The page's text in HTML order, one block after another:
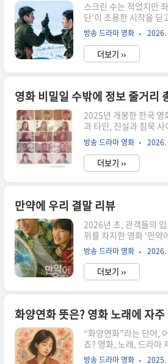
은우 씨 사건의 핵심 쟁
고, 유사 사례와의 비교
대한 깊이 있는 이해를
징 통보 사건의 핵심 쟁
스크린 수는 적었지만
단’이 조용한 시작을 딛
관객들의 입소문과 N차
그 배경을 분석해 봤습
인가요? 영화 ‘신의악단
마 장르 작품으로, 북한
나는 휴먼 드라마라는
시지보다는 신념, 공동
에 집중하며, 관객의 감
다고 해요. 주연은 박시
귀한 그는 이번 작품에
그려내며 “이전과는 다
도 했죠...
방송 드라마 영화 2026.
더보기 ››
영화 비밀일 수밖에 정보 줄거리
2025년 개봉한 한국 영
과 타인, 진실과 침묵
섬세하게 담아낸 작품입
진 진실까지, 이 영화의
금 정리해 드립니다. 1.
이야기인가요? 영화 ‘비
들 진우와 그의 여자친
였지만, 곧 이 집은 낯선
버립니다. 말 못 할 사
지붕 아래에서 감추려
는 구조죠. 드라마와 코
개지만, 중심엔 언제나 ‘
마가 자..
방송 드라마 영화 2026.
더보기 ››
만약에 우리 결말 리뷰
2026년 초, 관객들의
위를 차지한 영화 ‘만약
150만 관객을 돌파하며
과 원작 비교까지 모두
‘만약에 우리’, 어떤 이
리’는 2008년, 고속버스
년 후 우연히 비행기에
을 다시 마주하게 되죠.
아니라, 사랑과 이별, 그
지 않는 감정을 섬세하
작 영화와의 차이점은 뭘
방송 드라마 영화 2026.
더보기 ››
화양연화 뜻은? 영화 노래에 자
“화양연화”라는 단어,
죠? 영화, 노래, 드라마
말. 단순히 예쁜 말처럼
방송 드라마 영화 2025.